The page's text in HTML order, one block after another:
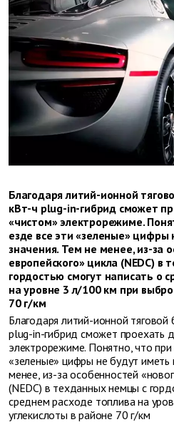
Благодаря литий-ионной
кВт-ч plug-in-гибрид сможет
«чистом» электрорежиме.
езде все эти «зеленые» цифры
значения. Тем не менее, из-за
европейского» цикла (NEDC) в
гордостью смогут написать о
на уровне 3 л/100 км при
70 г/км
Благодаря литий-ионной
plug-in-гибрид сможет проехать
электрорежиме. Понятно, что
«зеленые» цифры не будут иметь
менее, из-за особенностей
(NEDC) в техданных немцы с
среднем расходе топлива на
углекислоты в районе 70 г/км